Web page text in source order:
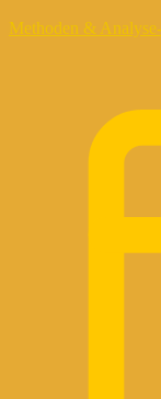
Methoden &